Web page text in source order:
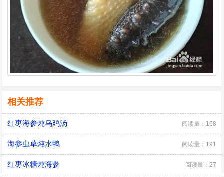
相关推荐
红枣海参炖乌鸡汤 阅读量：168
海参虫草炖水鸭 阅读量：191
红枣冰糖炖海参 阅读量：27